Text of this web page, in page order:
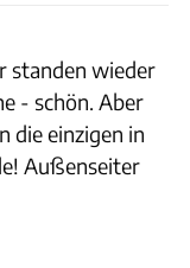
standen wieder
- schön. Aber
die einzigen in
Außenseiter